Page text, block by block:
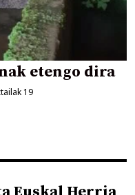
etengo dira
19